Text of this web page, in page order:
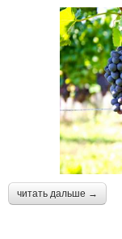
читать дальше →